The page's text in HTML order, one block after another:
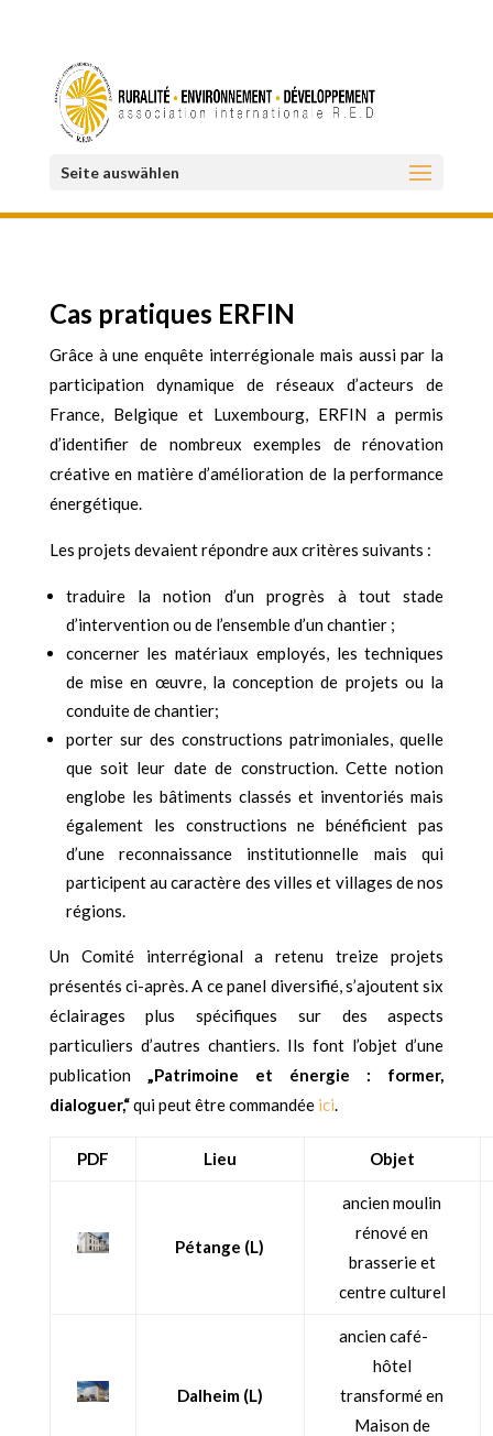
Seite auswählen
Cas pratiques ERFIN
Grâce à une enquête interrégionale mais aussi par la
participation dynamique de réseaux d’acteurs de
France, Belgique et Luxembourg, ERFIN a permis
d’identifier de nombreux exemples de rénovation
créative en matière d’amélioration de la performance
énergétique.
Les projets devaient répondre aux critères suivants :
traduire la notion d’un progrès à tout stade
d’intervention ou de l’ensemble d’un chantier ;
concerner les matériaux employés, les techniques
de mise en œuvre, la conception de projets ou la
conduite de chantier;
porter sur des constructions patrimoniales, quelle
que soit leur date de construction. Cette notion
englobe les bâtiments classés et inventoriés mais
également les constructions ne bénéficient pas
d’une reconnaissance institutionnelle mais qui
participent au caractère des villes et villages de nos
régions.
Un Comité interrégional a retenu treize projets
présentés ci-après. A ce panel diversifié, s’ajoutent six
éclairages plus spécifiques sur des aspects
particuliers d’autres chantiers. Ils font l’objet d’une
publication „Patrimoine et énergie : former,
dialoguer,“qui peut être commandée ici.
PDF Lieu Objet
Pétange (L)
ancien moulin
rénové en
brasserie et
centre culturel
Dalheim (L)
ancien café-
hôtel
transformé en
Maison de